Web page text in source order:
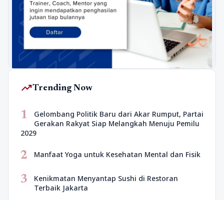
trending_upTrending Now
1
Gelombang Politik Baru dari Akar Rumput, Partai
Gerakan Rakyat Siap Melangkah Menuju Pemilu
2029
2 Manfaat Yoga untuk Kesehatan Mental dan Fisik
3
Kenikmatan Menyantap Sushi di Restoran
Terbaik Jakarta